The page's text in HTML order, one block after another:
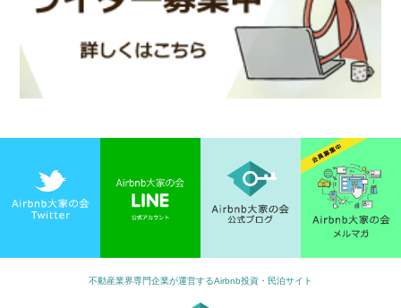
不動産業界専門企業が運営するAirbnb投資・民泊サイト